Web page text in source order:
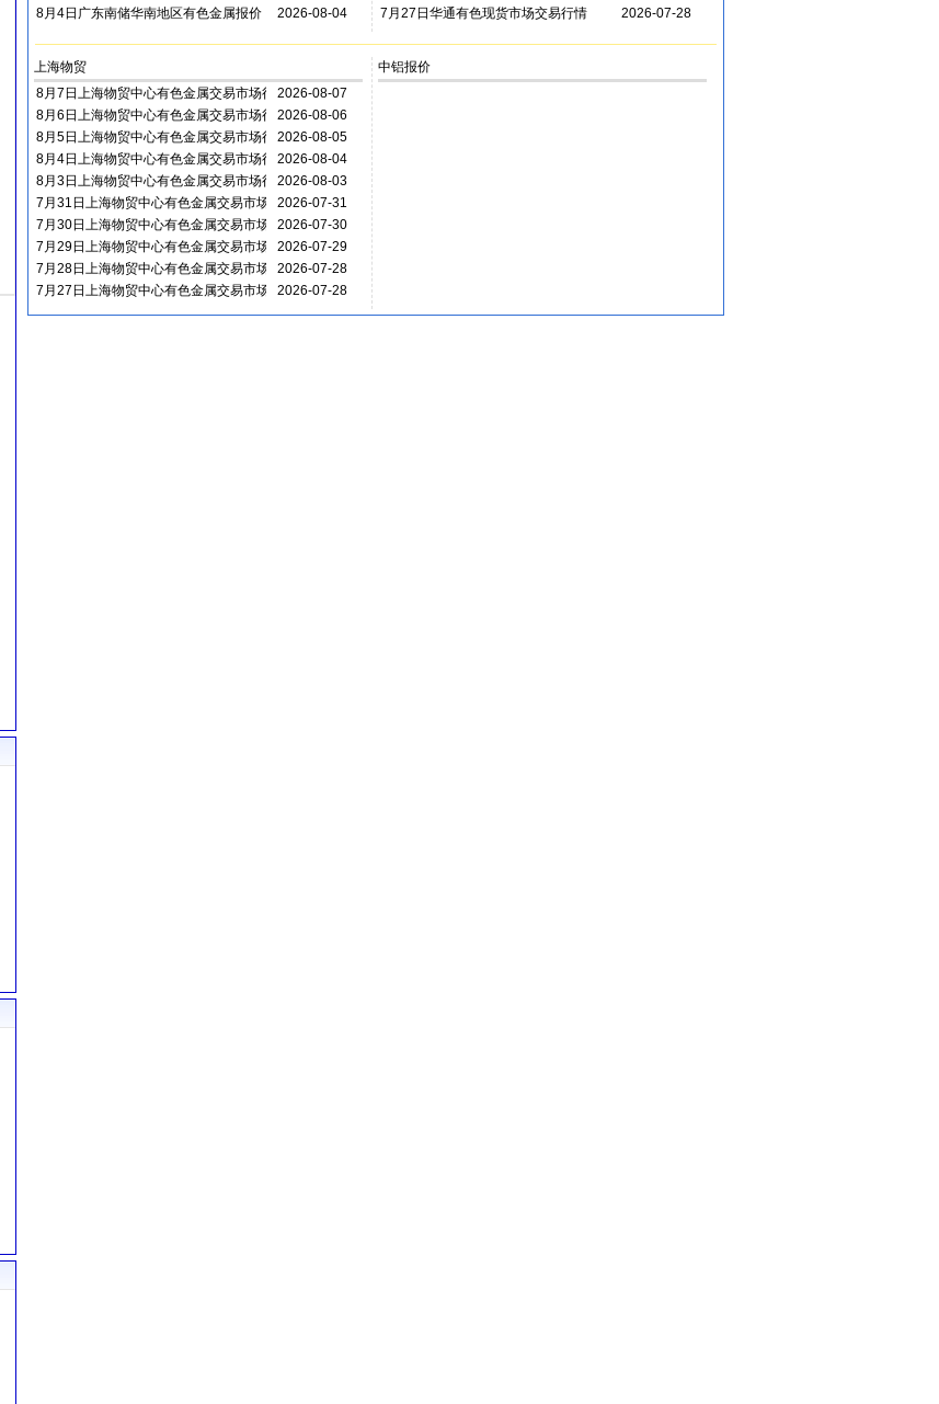
00:00:00
8月4日广东南储华南地区有色金属报价
2026-08-04
00:00:00
7月27日华通有色现货市场交易行情
2026-07-28
上海物贸
8月7日上海物贸中心有色金属交易市场行情2026-08-07
00:00:00
8月6日上海物贸中心有色金属交易市场行情2026-08-06
00:00:00
8月5日上海物贸中心有色金属交易市场行情2026-08-05
00:00:00
8月4日上海物贸中心有色金属交易市场行情2026-08-04
00:00:00
8月3日上海物贸中心有色金属交易市场行情2026-08-03
00:00:00
7月31日上海物贸中心有色金属交易市场行情2026-07-31
00:00:00
7月30日上海物贸中心有色金属交易市场行情2026-07-30
00:00:00
7月29日上海物贸中心有色金属交易市场行情2026-07-29
00:00:00
7月28日上海物贸中心有色金属交易市场行情2026-07-28
00:00:00
7月27日上海物贸中心有色金属交易市场行情2026-07-28
00:00:00
中铝报价